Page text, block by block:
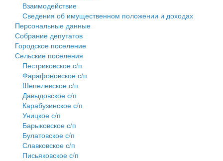
Взаимодействие
Сведения об имущественном положении и доходах
Персональные данные
Собрание депутатов
Городское поселение
Сельские поселения
Пестриковское с/п
Фарафоновское с/п
Шепелевское с/п
Давыдовское с/п
Карабузинское с/п
Уницкое с/п
Барыковское с/п
Булатовское с/п
Славковское с/п
Письяковское с/п